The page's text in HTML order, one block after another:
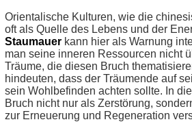
Orientalische Kulturen, wie die
oft als Quelle des Lebens und der
Staumauer kann hier als Warnung
man seine inneren Ressourcen nicht
Träume, die diesen Bruch
hindeuten, dass der Träumende auf
sein Wohlbefinden achten sollte. In
Bruch nicht nur als Zerstörung,
zur Erneuerung und Regeneration